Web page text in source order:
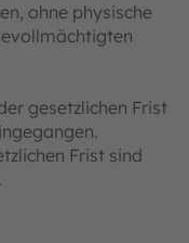
ohne physische
gesetzlichen Frist
Frist sind